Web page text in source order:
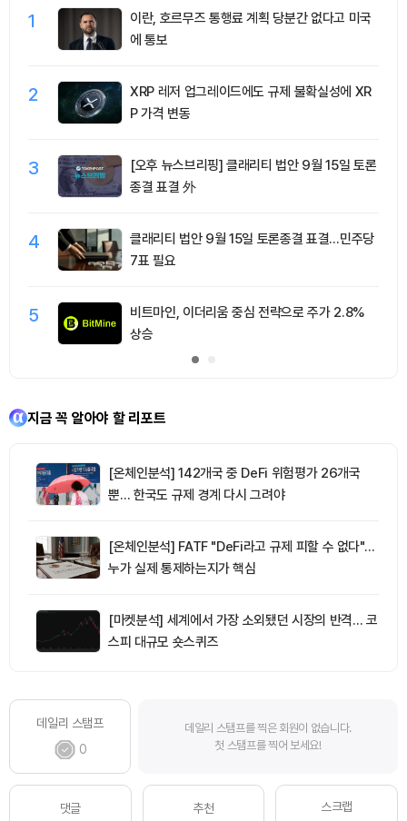
1
이란, 호르무즈 통행료 계획 당분간 없다고 미국
에 통보
2
XRP 레저 업그레이드에도 규제 불확실성에 XR
P 가격 변동
3
[오후 뉴스브리핑] 클래리티 법안 9월 15일 토론
종결 표결 外
4
클래리티 법안 9월 15일 토론종결 표결…민주당
7표 필요
5
비트마인, 이더리움 중심 전략으로 주가 2.8%
상승
지금 꼭 알아야 할 리포트
[온체인분석] 142개국 중 DeFi 위험평가 26개국
뿐… 한국도 규제 경계 다시 그려야
[온체인분석] FATF "DeFi라고 규제 피할 수 없다"…
누가 실제 통제하는지가 핵심
[마켓분석] 세계에서 가장 소외됐던 시장의 반격… 코
스피 대규모 숏스퀴즈
데일리 스탬프
0
데일리 스탬프를 찍은 회원이 없습니다.
첫 스탬프를 찍어 보세요!
댓글
추천
스크랩